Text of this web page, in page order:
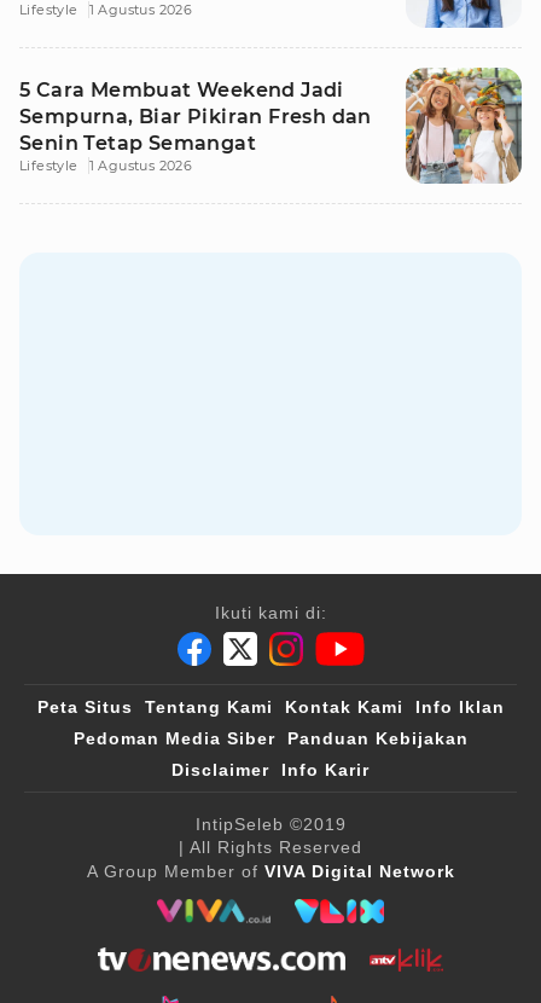
Lifestyle 1 Agustus 2026
5 Cara Membuat Weekend Jadi
Sempurna, Biar Pikiran Fresh dan
Senin Tetap Semangat
Lifestyle 1 Agustus 2026
Ikuti kami di:
Peta Situs Tentang Kami Kontak Kami
Info Iklan
Pedoman Media Siber
Panduan Kebijakan
Disclaimer
Info Karir
IntipSeleb ©2019
| All Rights Reserved
A Group Member of VIVA Digital Network